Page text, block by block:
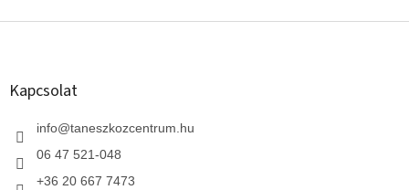
L
Kapcsolat
info@taneszkozcentrum.hu
06 47 521-048
+36 20 667 7473